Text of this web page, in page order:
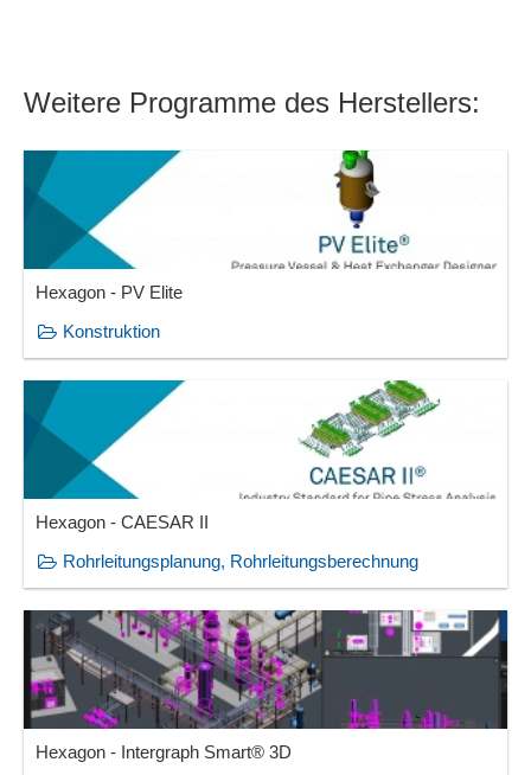
Weitere Programme des Herstellers:
Hexagon - PV Elite
Konstruktion
Hexagon - CAESAR II
Rohrleitungsplanung, Rohrleitungsberechnung
Hexagon - Intergraph Smart® 3D